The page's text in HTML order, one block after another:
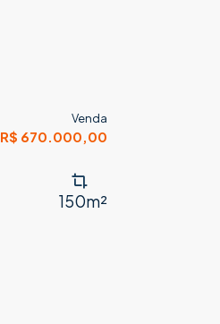
Venda
R$ 670.000,00
150m²